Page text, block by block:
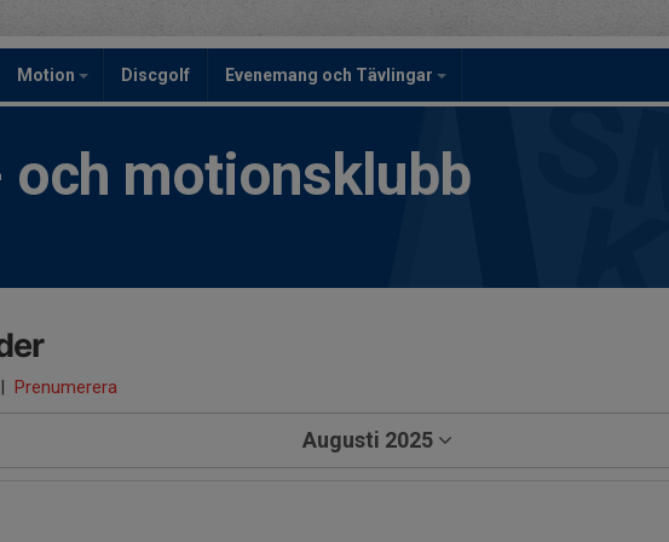
Motion Discgolf Evenemang och Tävlingar
och motionsklubb
| Prenumerera
Augusti 2025